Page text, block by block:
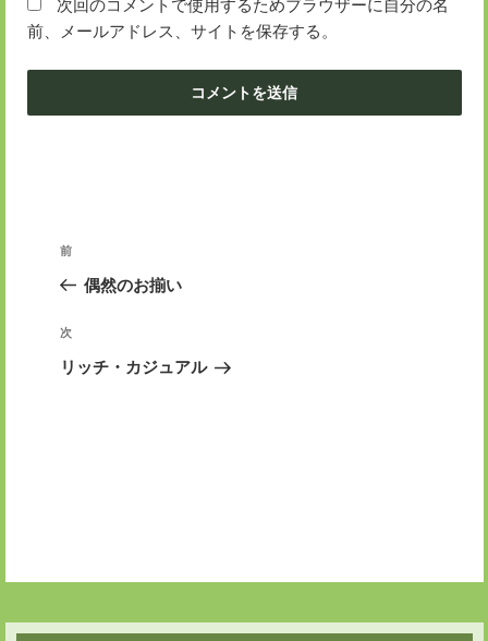
次回のコメントで使用するためブラウザーに自分の名
前、メールアドレス、サイトを保存する。
投
ナ
ビ
ゲ
前
の
稿
前
偶然のお揃い
次
の
次
リッチ・カジュアル